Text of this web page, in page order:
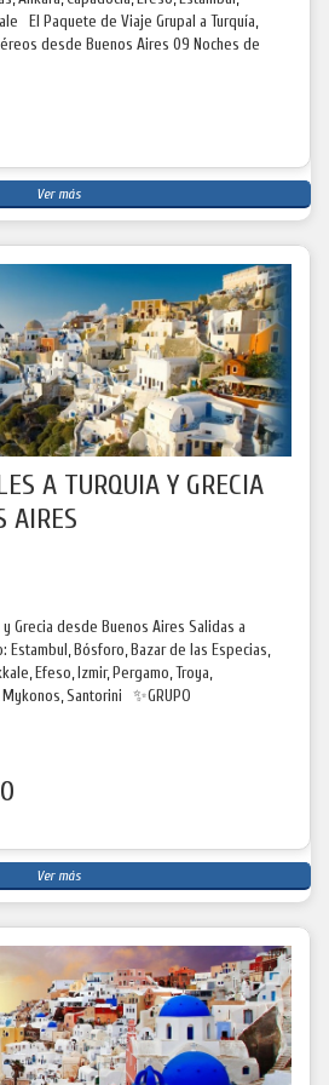
El Paquete de Viaje Grupal a Turquía,
desde Buenos Aires 09 Noches de
Ver más
A TURQUIA Y GRECIA
AIRES
Grecia desde Buenos Aires Salidas a
Estambul, Bósforo, Bazar de las Especias,
Efeso, Izmir, Pergamo, Troya,
Mykonos, Santorini ✨GRUPO
Ver más